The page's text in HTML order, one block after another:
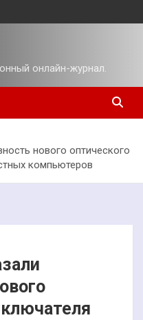
онлайн-журнал.
нового оптического
компьютеров